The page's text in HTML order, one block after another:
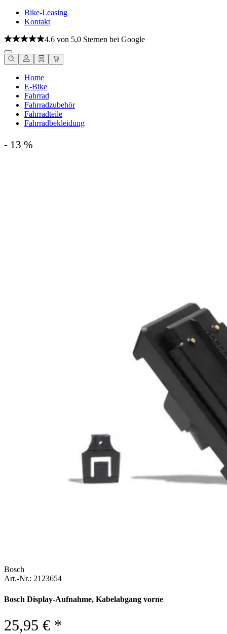
Bike-Leasing
Kontakt
4.6 von 5,0 Sternen bei Google
Home
E-Bike
Fahrrad
Fahrradzubehör
Fahrradteile
Fahrradbekleidung
- 13 %
Bosch
Art.-Nr.: 2123654
Bosch Display-Aufnahme, Kabelabgang vorne
25,95 € *